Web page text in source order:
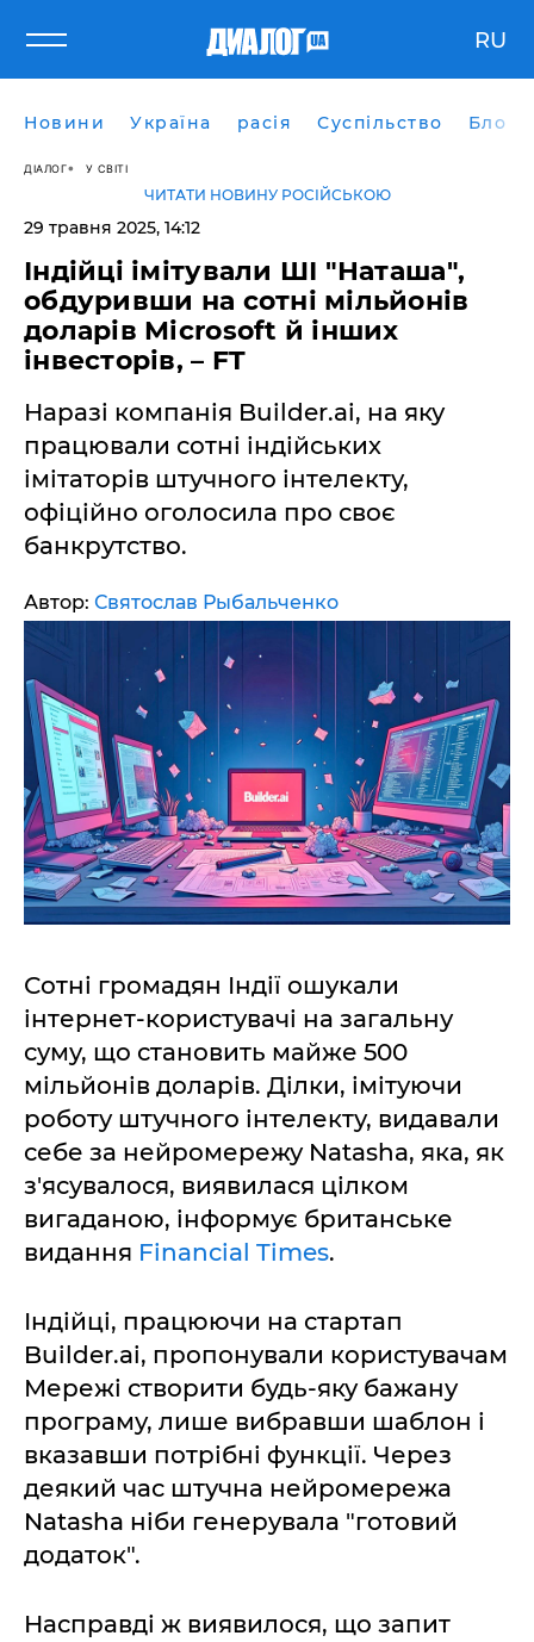
RU
Новини Україна расія Суспільство Блоги
ДІАЛОГ У СВІТІ
ЧИТАТИ НОВИНУ РОСІЙСЬКОЮ
29 травня 2025, 14:12
Індійці імітували ШІ "Наташа",
обдуривши на сотні мільйонів
доларів Microsoft й інших
інвесторів, – FT
Наразі компанія Builder.ai, на яку
працювали сотні індійських
імітаторів штучного інтелекту,
офіційно оголосила про своє
банкрутство.
Автор: Святослав Рыбальченко
Сотні громадян Індії ошукали
інтернет-користувачі на загальну
суму, що становить майже 500
мільйонів доларів. Ділки, імітуючи
роботу штучного інтелекту, видавали
себе за нейромережу Natasha, яка, як
з'ясувалося, виявилася цілком
вигаданою, інформує британське
видання Financial Times.
Індійці, працюючи на стартап
Builder.ai, пропонували користувачам
Мережі створити будь-яку бажану
програму, лише вибравши шаблон і
вказавши потрібні функції. Через
деякий час штучна нейромережа
Natasha ніби генерувала "готовий
додаток".
Насправді ж виявилося, що запит